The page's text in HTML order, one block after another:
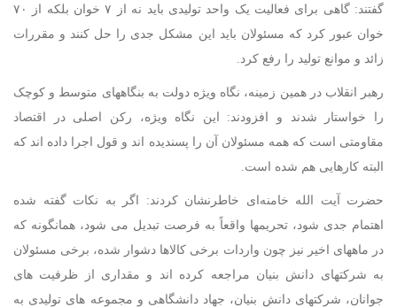
گفتند: گاهی برای فعالیت یک واحد تولیدی باید نه از ۷ خوان بلکه از ۷۰
خوان عبور کرد که مسئولان باید این مشکل جدی را حل کنند و مقررات
زائد و موانع تولید را رفع کرد.
رهبر انقلاب در همین زمینه، نگاه ویژه دولت به بنگاههای متوسط و کوچک
را خواستار شدند و افزودند: این نگاه ویژه، رکن اصلی در اقتصاد
مقاومتی است که همه مسئولان آن را پسندیده اند و قول اجرا داده اند که
البته کارهایی هم شده است.
حضرت آیت الله خامنه‌ای خاطرنشان کردند: اگر به نکات گفته شده
اهتمام جدی شود، تحریمها واقعاً به فرصت تبدیل می شود، همانگونه که
در ماههای اخیر نیز چون واردات برخی کالاها دشوار شده، برخی مسئولان
به شرکتهای دانش بنیان مراجعه کرده اند و مقداری از ظرفیت های
جوانان، شرکتهای دانش بنیان، جهاد دانشگاهی و مجموعه های تولیدی به